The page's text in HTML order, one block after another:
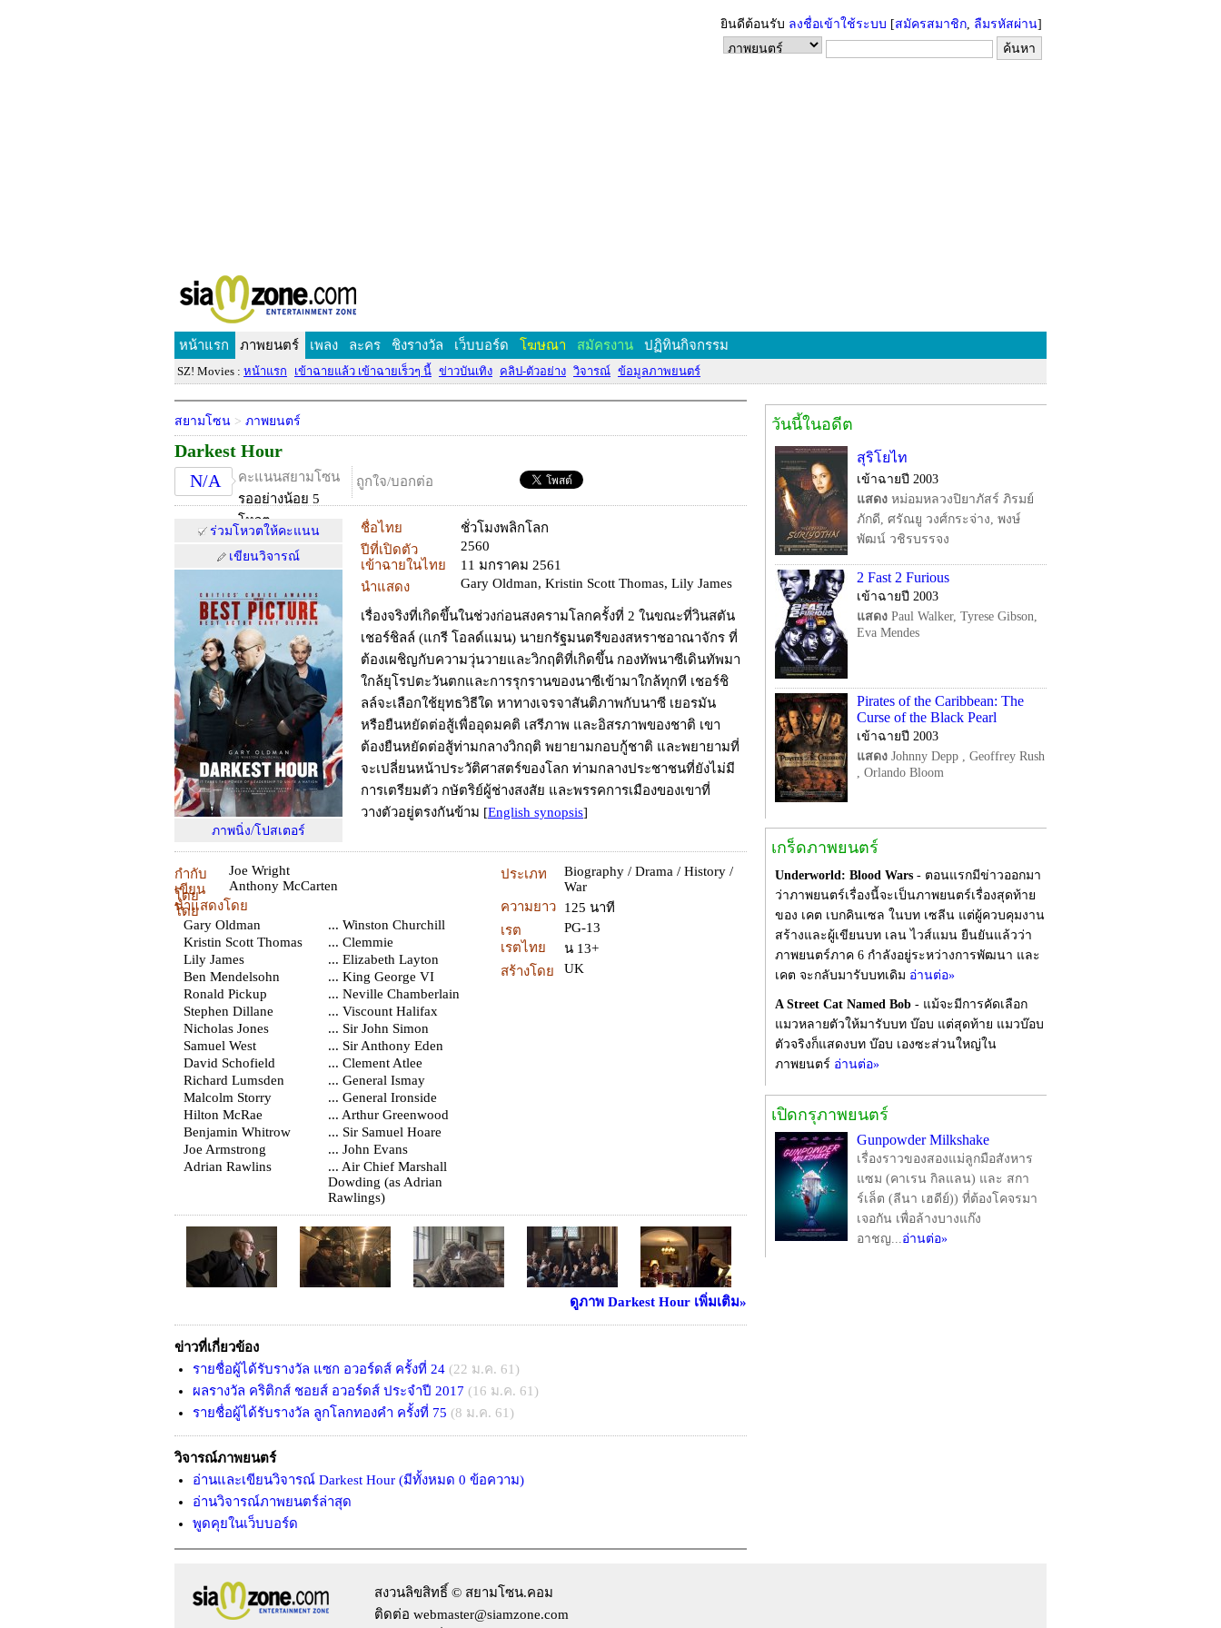
ยินดีต้อนรับ ลงชื่อเข้าใช้ระบบ [สมัครสมาชิก, ลืมรหัสผ่าน]
หน้าแรก ภาพยนตร์ เพลง ละคร ชิงรางวัล เว็บบอร์ด โฆษณา สมัครงาน ปฏิทินกิจกรรม
SZ! Movies : หน้าแรก เข้าฉายแล้ว เข้าฉายเร็วๆ นี้ ข่าวบันเทิง คลิป-ตัวอย่าง วิจารณ์ ข้อมูลภาพยนตร์
สยามโซน > ภาพยนตร์
Darkest Hour
N/A
คะแนนสยามโซน
รออย่างน้อย 5
โหวต
ถูกใจ/บอกต่อ
ร่วมโหวตให้คะแนน
เขียนวิจารณ์
ภาพนิ่ง/โปสเตอร์
ชื่อไทย
ชั่วโมงพลิกโลก
ปีที่เปิดตัว
2560
เข้าฉายในไทย
11 มกราคม 2561
นำแสดง
Gary Oldman, Kristin Scott Thomas, Lily James
เรื่องจริงที่เกิดขึ้นในช่วงก่อนสงครามโลกครั้งที่ 2 ในขณะที่วินสตัน
เชอร์ชิลล์ (แกรี โอลด์แมน) นายกรัฐมนตรีของสหราชอาณาจักร ที่
ต้องเผชิญกับความวุ่นวายและวิกฤติที่เกิดขึ้น กองทัพนาซีเดินทัพมา
ใกล้ยุโรปตะวันตกและการรุกรานของนาซีเข้ามาใกล้ทุกที เชอร์ชิ
ลล์จะเลือกใช้ยุทธวิธีใด หาทางเจรจาสันติภาพกับนาซี เยอรมัน
หรือยืนหยัดต่อสู้เพื่ออุดมคติ เสรีภาพ และอิสรภาพของชาติ เขา
ต้องยืนหยัดต่อสู้ท่ามกลางวิกฤติ พยายามกอบกู้ชาติ และพยายามที่
จะเปลี่ยนหน้าประวัติศาสตร์ของโลก ท่ามกลางประชาชนที่ยังไม่มี
การเตรียมตัว กษัตริย์ผู้ช่างสงสัย และพรรคการเมืองของเขาที่
วางตัวอยู่ตรงกันข้าม [English synopsis]
กำกับ
โดย
Joe Wright
เขียน
โดย
Anthony McCarten
นำแสดงโดย
Gary Oldman
... Winston Churchill
Kristin Scott Thomas
... Clemmie
Lily James
... Elizabeth Layton
Ben Mendelsohn
... King George VI
Ronald Pickup
... Neville Chamberlain
Stephen Dillane
... Viscount Halifax
Nicholas Jones
... Sir John Simon
Samuel West
... Sir Anthony Eden
David Schofield
... Clement Atlee
Richard Lumsden
... General Ismay
Malcolm Storry
... General Ironside
Hilton McRae
... Arthur Greenwood
Benjamin Whitrow
... Sir Samuel Hoare
Joe Armstrong
... John Evans
Adrian Rawlins
... Air Chief Marshall
Dowding (as Adrian
Rawlings)
ประเภท
Biography / Drama / History /
War
ความยาว
125 นาที
เรต
PG-13
เรตไทย
น 13+
สร้างโดย
UK
ดูภาพ Darkest Hour เพิ่มเติม»
ข่าวที่เกี่ยวข้อง
รายชื่อผู้ได้รับรางวัล แซก อวอร์ดส์ ครั้งที่ 24 (22 ม.ค. 61)
ผลรางวัล คริติกส์ ชอยส์ อวอร์ดส์ ประจำปี 2017 (16 ม.ค. 61)
รายชื่อผู้ได้รับรางวัล ลูกโลกทองคำ ครั้งที่ 75 (8 ม.ค. 61)
วิจารณ์ภาพยนตร์
อ่านและเขียนวิจารณ์ Darkest Hour (มีทั้งหมด 0 ข้อความ)
อ่านวิจารณ์ภาพยนตร์ล่าสุด
พูดคุยในเว็บบอร์ด
วันนี้ในอดีต
สุริโยไท
เข้าฉายปี 2003
แสดง หม่อมหลวงปิยาภัสร์ ภิรมย์
ภักดี, ศรัณยู วงศ์กระจ่าง, พงษ์
พัฒน์ วชิรบรรจง
2 Fast 2 Furious
เข้าฉายปี 2003
แสดง Paul Walker, Tyrese Gibson,
Eva Mendes
Pirates of the Caribbean: The
Curse of the Black Pearl
เข้าฉายปี 2003
แสดง Johnny Depp , Geoffrey Rush
, Orlando Bloom
เกร็ดภาพยนตร์
Underworld: Blood Wars - ตอนแรกมีข่าวออกมา
ว่าภาพยนตร์เรื่องนี้จะเป็นภาพยนตร์เรื่องสุดท้าย
ของ เคต เบกคินเซล ในบท เซลีน แต่ผู้ควบคุมงาน
สร้างและผู้เขียนบท เลน ไวส์แมน ยืนยันแล้วว่า
ภาพยนตร์ภาค 6 กำลังอยู่ระหว่างการพัฒนา และ
เคต จะกลับมารับบทเดิม อ่านต่อ»
A Street Cat Named Bob - แม้จะมีการคัดเลือก
แมวหลายตัวให้มารับบท บ๊อบ แต่สุดท้าย แมวบ๊อบ
ตัวจริงก็แสดงบท บ๊อบ เองซะส่วนใหญ่ใน
ภาพยนตร์ อ่านต่อ»
เปิดกรุภาพยนตร์
Gunpowder Milkshake
เรื่องราวของสองแม่ลูกมือสังหาร
แซม (คาเรน กิลแลน) และ สกา
ร์เล็ต (ลีนา เฮดีย์)) ที่ต้องโคจรมา
เจอกัน เพื่อล้างบางแก๊ง
อาชญ...อ่านต่อ»
สงวนลิขสิทธิ์ © สยามโซน.คอม
ติดต่อ webmaster@siamzone.com